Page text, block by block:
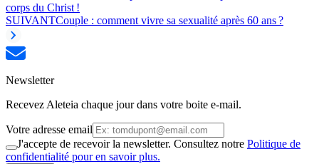
corps du Christ !
SUIVANTCouple : comment vivre sa sexualité après 60 ans ?
Newsletter
Recevez Aleteia chaque jour dans votre boite e-mail.
Votre adresse email
J'accepte de recevoir la newsletter. Consultez notre Politique de
confidentialité pour en savoir plus.